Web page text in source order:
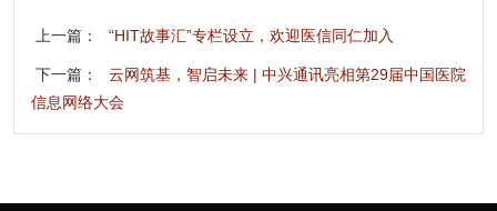
上一篇： “HIT故事汇”专栏设立，欢迎医信同仁加入
下一篇：
云网筑基，智启未来 | 中兴通讯亮相第29届中国医院
信息网络大会